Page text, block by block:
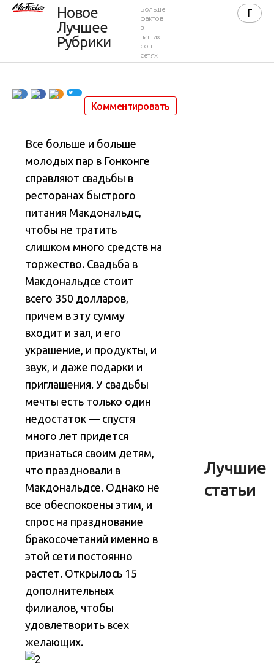
Новое
Лучшее
Рубрики
Больше
фактов
в
наших
соц.
сетях
Свадьба в
Макдональдсе
Комментировать
Все больше и больше
молодых пар в Гонконге
справляют свадьбы в
ресторанах быстрого
питания Макдональдс,
чтобы не тратить
слишком много средств на
торжество. Свадьба в
Макдональдсе стоит
всего 350 долларов,
причем в эту сумму
входит и зал, и его
украшение, и продукты, и
звук, и даже подарки и
приглашения. У свадьбы
мечты есть только один
недостаток — спустя
много лет придется
признаться своим детям,
что праздновали в
Макдональдсе. Однако не
все обеспокоены этим, и
спрос на празднование
бракосочетаний именно в
этой сети постоянно
растет. Открылось 15
дополнительных
филиалов, чтобы
удовлетворить всех
желающих.
Лучшие
статьи